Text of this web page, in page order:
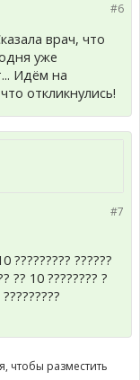
#6
врач, что
уже
Идём на
откликнулись!
#7
????????? ??????
?? 10 ???????? ?
чтобы разместить